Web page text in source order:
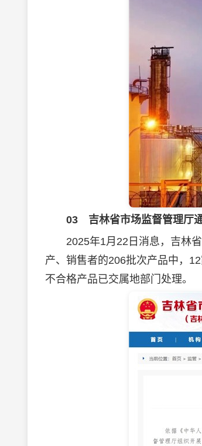
03
吉林省市场监督管理厅
2025年1月22日消息，吉林省
产、销售者的206批次产品中，
不合格产品已交属地部门处理。